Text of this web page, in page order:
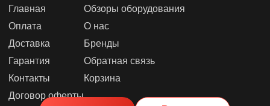
Главная
Оплата
Доставка
Гарантия
Контакты
Договор оферты
Обзоры оборудования
О нас
Бренды
Обратная связь
Корзина